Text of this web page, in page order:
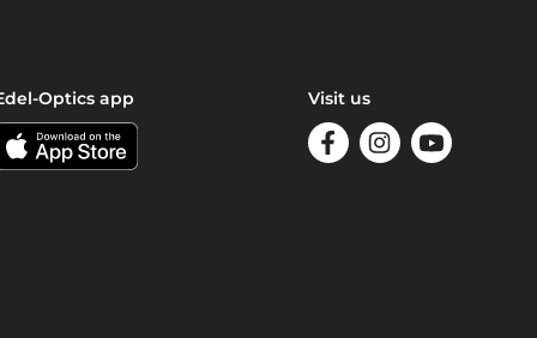
Optics app Visit us